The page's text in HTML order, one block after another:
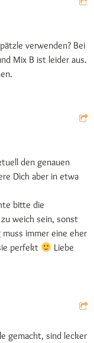
verwenden? Bei
Mix B ist leider aus.
den genauen
Dich aber in etwa
bitte die
weich sein, sonst
immer eine eher
perfekt
Liebe
gemacht, sind lecker